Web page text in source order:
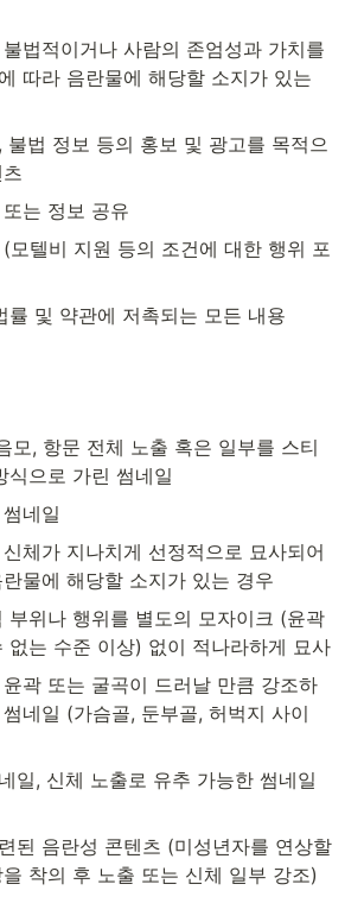
법적이거나 사람의 존엄성과 가치를
따라 음란물에 해당할 소지가 있는
불법 정보 등의 홍보 및 광고를 목적으
는 정보 공유
모텔비 지원 등의 조건에 대한 행위 포
률 및 약관에 저촉되는 모든 내용
모, 항문 전체 노출 혹은 일부를 스티
식으로 가린 썸네일
네일
체가 지나치게 선정적으로 묘사되어
물에 해당할 소지가 있는 경우
부위나 행위를 별도의 모자이크 (윤곽
없는 수준 이상) 없이 적나라하게 묘사
곽 또는 굴곡이 드러날 만큼 강조하
네일 (가슴골, 둔부골, 허벅지 사이
일, 신체 노출로 유추 가능한 썸네일
된 음란성 콘텐츠 (미성년자를 연상할
착의 후 노출 또는 신체 일부 강조)